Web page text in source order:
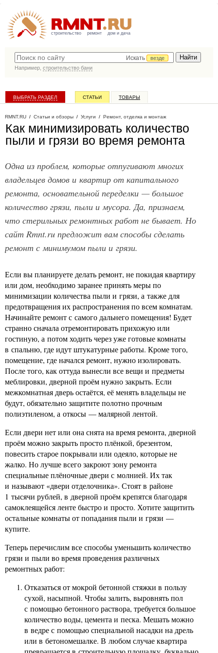
строительство ремонт дом и дача
Искать
везде
Например, строительство бани
ВЫБРАТЬ РАЗДЕЛ СТАТЬИ ТОВАРЫ
RMNT.RU / Статьи и обзоры / Услуги / Ремонт, отделка и монтаж
Как минимизировать количество
пыли и грязи во время ремонта
Одна из проблем, которые отпугивают многих
владельцев домов и квартир от капитального
ремонта, основательной переделки — большое
количество грязи, пыли и мусора. Да, признаем,
что стерильных ремонтных работ не бывает. Но
сайт Rmnt.ru предложит вам способы сделать
ремонт с минимумом пыли и грязи.
Если вы планируете делать ремонт, не покидая квартиру
или дом, необходимо заранее принять меры по
минимизации количества пыли и грязи, а также для
предотвращения их распространения по всем комнатам.
Начинайте ремонт с самого дальнего помещения! Будет
странно сначала отремонтировать прихожую или
гостиную, а потом ходить через уже готовые комнаты
в спальню, где идут штукатурные работы. Кроме того,
помещение, где начался ремонт, нужно изолировать.
После того, как оттуда вынесли все вещи и предметы
меблировки, дверной проём нужно закрыть. Если
межкомнатная дверь остаётся, её менять владельцы не
будут, обязательно защитите полотно прочным
полиэтиленом, а откосы — малярной лентой.
Если двери нет или она снята на время ремонта, дверной
проём можно закрыть просто плёнкой, брезентом,
повесить старое покрывали или одеяло, которые не
жалко. Но лучше всего закроют зону ремонта
специальные плёночные двери с молнией. Их так
и называют «двери отделочника». Стоят в районе
1 тысячи рублей, в дверной проём крепятся благодаря
самоклеящейся ленте быстро и просто. Хотите защитить
остальные комнаты от попадания пыли и грязи —
купите.
Теперь перечислим все способы уменьшить количество
грязи и пыли во время проведения различных
ремонтных работ:
Отказаться от мокрой бетонной стяжки в пользу
сухой, насыпной. Чтобы залить, выровнять пол
с помощью бетонного раствора, требуется большое
количество воды, цемента и песка. Мешать можно
в ведре с помощью специальной насадки на дрель
или в бетономешалке. В любом случае квартира